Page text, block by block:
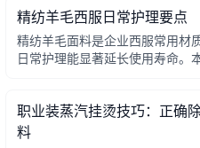
精纺羊毛西服日常护理要点
精纺羊毛面料是企业西服常用材
日常护理能显著延长使用寿命。
职业装蒸汽挂烫技巧：正确
料